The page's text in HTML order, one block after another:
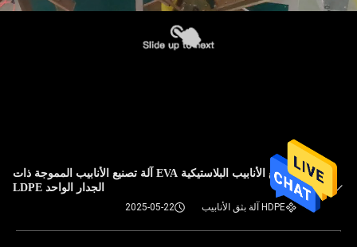
آلة تصنيع الأنابيب البلاستيكية EVA آلة تصنيع الأنابيب المموجة ذات
الجدار الواحد LDPE
HDPE آلة بثق الأنابيب 2025-05-22